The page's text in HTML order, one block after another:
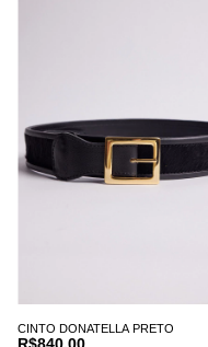
CINTO DONATELLA PRETO